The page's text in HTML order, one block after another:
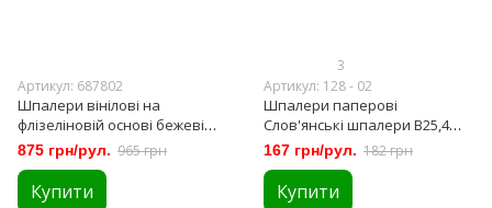
Артикул: 687802
Шпалери вінілові на
флізеліновій основі бежеві
1,06 х 10,05м (687802)
875 грн/рул. 965 грн
Купити
3
Артикул: 128 - 02
Шпалери паперові
Слов'янські шпалери B25,4
Слайд білі 0,53 х 10,05м (128-02)
167 грн/рул. 182 грн
Купити